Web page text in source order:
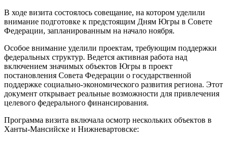
В ходе визита состоялось совещание, на котором уделили
внимание подготовке к предстоящим Дням Югры в Совете
Федерации, запланированным на начало ноября.
Особое внимание уделили проектам, требующим поддержки
федеральных структур. Ведется активная работа над
включением значимых объектов Югры в проект
постановления Совета Федерации о государственной
поддержке социально-экономического развития региона. Этот
документ открывает реальные возможности для привлечения
целевого федерального финансирования.
Программа визита включала осмотр нескольких объектов в
Ханты-Мансийске и Нижневартовске: